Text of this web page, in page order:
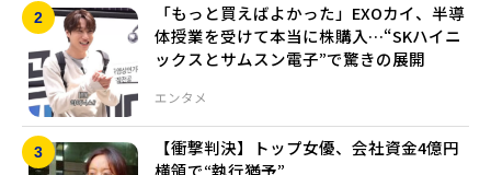
エンタメ
「もっと買えばよかった」EXOカイ、半導
体授業を受けて本当に株購入…“SKハイニ
ックスとサムスン電子”で驚きの展開
【衝撃判決】トップ女優、会社資金4億円